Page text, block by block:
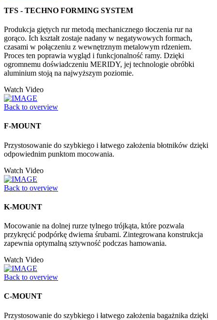
TFS - TECHNO FORMING SYSTEM
Produkcja giętych rur metodą mechanicznego tłoczenia rur na
gorąco. Ich kształt zostaje nadany w negatywowych formach,
czasami w połączeniu z wewnętrznym metalowym rdzeniem.
Proces ten poprawia wygląd i funkcjonalność ramy. Dzięki
ogromnemu doświadczeniu MERIDY, jej technologie obróbki
aluminium stoją na najwyższym poziomie.
Watch Video
Back to overview
F-MOUNT
Przystosowanie do szybkiego i łatwego założenia błotników dzięki
odpowiednim punktom mocowania.
Watch Video
Back to overview
K-MOUNT
Mocowanie na dolnej rurze tylnego trójkąta, które pozwala
przykręcić podpórkę dwiema śrubami. Zintegrowana konstrukcja
zapewnia optymalną sztywność podczas hamowania.
Watch Video
Back to overview
C-MOUNT
Przystosowanie do szybkiego i łatwego założenia bagażnika dzięki